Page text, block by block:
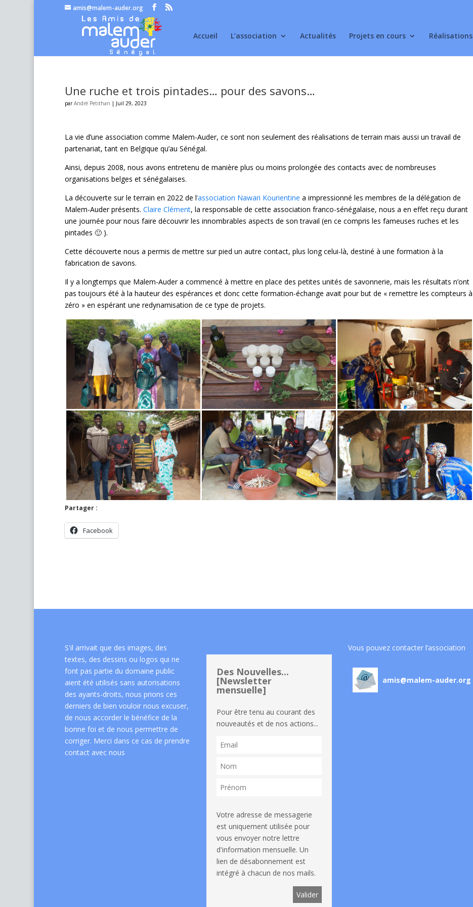
amis@malem-auder.org
Accueil L’association Actualités Projets en cours Réalisations
Une ruche et trois pintades… pour des savons…
parAndré Petithan | Juil 29, 2023
La vie d’une association comme Malem-Auder, ce sont non seulement des réalisations de terrain mais aussi un travail de
partenariat, tant en Belgique qu’au Sénégal.
Ainsi, depuis 2008, nous avons entretenu de manière plus ou moins prolongée des contacts avec de nombreuses
organisations belges et sénégalaises.
La découverte sur le terrain en 2022 de l‘association Nawari Kourientine a impressionné les membres de la délégation de
Malem-Auder présents. Claire Clément, la responsable de cette association franco-sénégalaise, nous a en effet reçu durant
une journée pour nous faire découvrir les innombrables aspects de son travail (en ce compris les fameuses ruches et les
pintades 🙂 ).
Cette découverte nous a permis de mettre sur pied un autre contact, plus long celui-là, destiné à une formation à la
fabrication de savons.
Il y a longtemps que Malem-Auder a commencé à mettre en place des petites unités de savonnerie, mais les résultats n’ont
pas toujours été à la hauteur des espérances et donc cette formation-échange avait pour but de « remettre les compteurs à
zéro » en espérant une redynamisation de ce type de projets.
Partager :
Facebook
S'il arrivait que des images, des
textes, des dessins ou logos qui ne
font pas partie du domaine public
aient été utilisés sans autorisations
des ayants-droits, nous prions ces
derniers de bien vouloir nous excuser,
de nous accorder le bénéfice de la
bonne foi et de nous permettre de
corriger. Merci dans ce cas de prendre
contact avec nous
Des Nouvelles...
[Newsletter
mensuelle]
Pour être tenu au courant des
nouveautés et de nos actions...
Votre adresse de messagerie
est uniquement utilisée pour
vous envoyer notre lettre
d'information mensuelle. Un
lien de désabonnement est
intégré à chacun de nos mails.
Vous pouvez contacter l’association
amis@malem-auder.org